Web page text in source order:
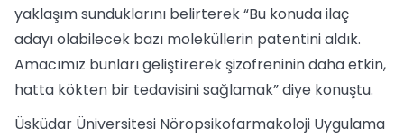
yaklaşım sunduklarını belirterek “Bu konuda ilaç
adayı olabilecek bazı moleküllerin patentini aldık.
Amacımız bunları geliştirerek şizofreninin daha etkin,
hatta kökten bir tedavisini sağlamak” diye konuştu.
Üsküdar Üniversitesi Nöropsikofarmakoloji Uygulama